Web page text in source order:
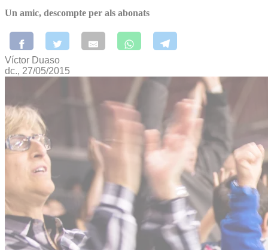
Un amic, descompte per als abonats
Víctor Duaso
dc., 27/05/2015